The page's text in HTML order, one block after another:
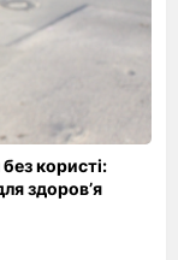
користі:
здоров’я